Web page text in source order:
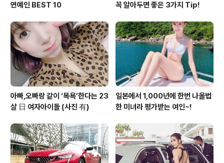
연예인 BEST 10
꼭 알아두면 좋은 3가지 Tip!
아빠,오빠랑 같이 ‘목욕’한다는 23
살 日 여자아이돌 (사진 有)
일본에서 1,000년에 한번 나올법
한 미녀라 평가받는 여인~!